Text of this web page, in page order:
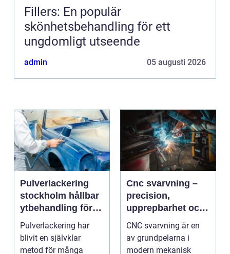
Fillers: En populär
skönhetsbehandling för ett
ungdomligt utseende
admin 05 augusti 2026
Pulverlackering
stockholm hållbar
ytbehandling för
industri och
design
Pulverlackering har
blivit en självklar
metod för många
Cnc svarvning –
precision,
upprepbarhet och
smart produktion
CNC svarvning är en
av grundpelarna i
modern mekanisk